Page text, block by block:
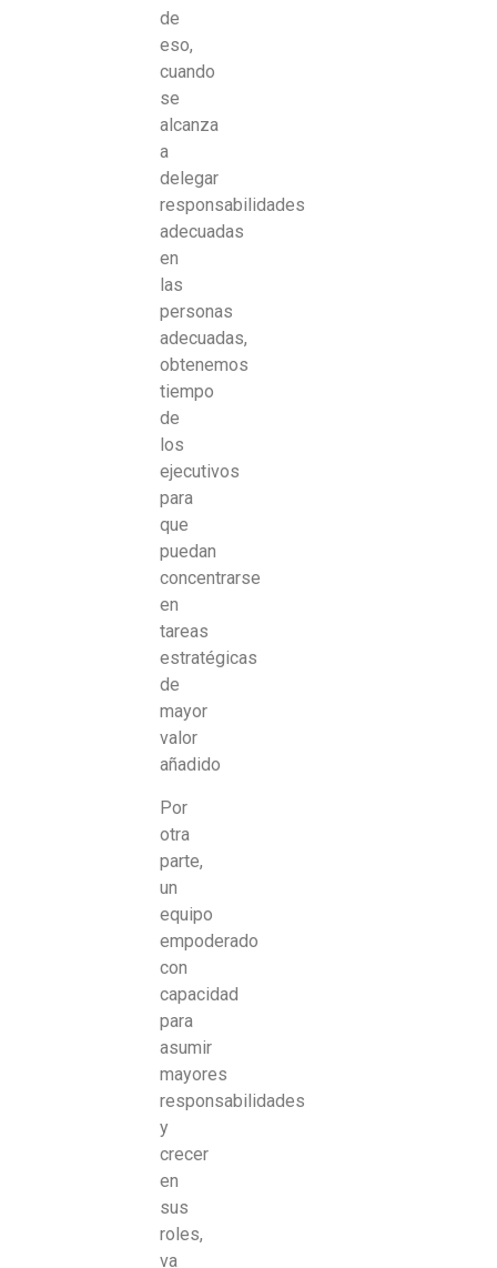
de
eso,
cuando
se
alcanza
a
delegar
responsabilidades
adecuadas
en
las
personas
adecuadas,
obtenemos
tiempo
de
los
ejecutivos
para
que
puedan
concentrarse
en
tareas
estratégicas
de
mayor
valor
añadido
Por
otra
parte,
un
equipo
empoderado
con
capacidad
para
asumir
mayores
responsabilidades
y
crecer
en
sus
roles,
va